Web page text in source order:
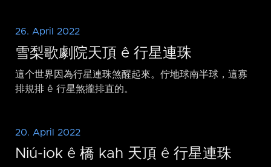
26. April 2022
雪梨歌劇院天頂 ê 行星連珠
這个世界因為行星連珠煞醒起來。佇地球南半球，這寡
排規排 ê 行星煞攏排直的。
20. April 2022
Niú-iok ê 橋 kah 天頂 ê 行星連珠